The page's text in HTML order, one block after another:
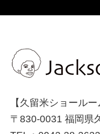
【久留米ショールー
〒830-0031 福岡県